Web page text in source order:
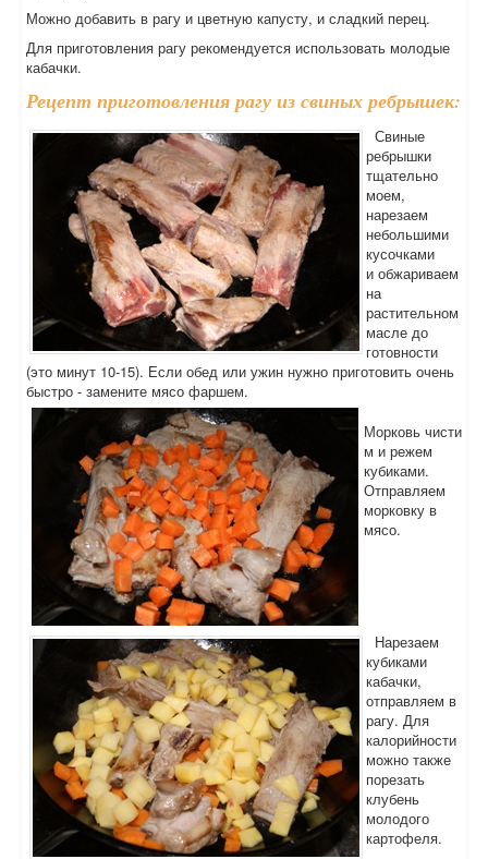
Можно добавить в рагу и цветную капусту, и сладкий перец.
Для приготовления рагу рекомендуется использовать молодые
кабачки.
Рецепт приготовления рагу из свиных ребрышек:
Свиные
ребрышки
тщательно
моем,
нарезаем
небольшими
кусочками
и обжариваем
на
растительном
масле до
готовности
(это минут 10-15). Если обед или ужин нужно приготовить очень
быстро - замените мясо фаршем.
Морковь чисти
м и режем
кубиками.
Отправляем
морковку в
мясо.
Нарезаем
кубиками
кабачки,
отправляем в
рагу. Для
калорийности
можно также
порезать
клубень
молодого
картофеля.